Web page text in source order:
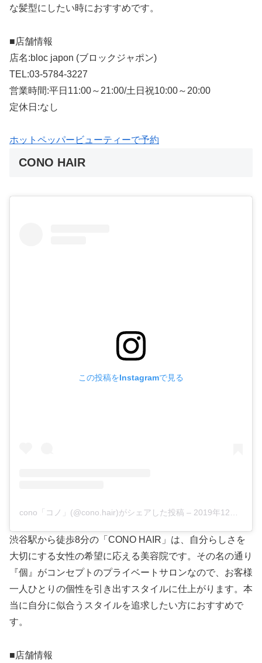
な髪型にしたい時におすすめです。
■店舗情報
店名:bloc japon (ブロックジャポン)
TEL:03-5784-3227
営業時間:平日11:00～21:00/土日祝10:00～20:00
定休日:なし
ホットペッパービューティーで予約
CONO HAIR
この投稿をInstagramで見る
cono「コノ」(@cono.hair)がシェアした投稿 – 2019年12月月29日午後2時57分PST
渋谷駅から徒歩8分の「CONO HAIR」は、自分らしさを
大切にする女性の希望に応える美容院です。その名の通り
『個』がコンセプトのプライベートサロンなので、お客様
一人ひとりの個性を引き出すスタイルに仕上がります。本
当に自分に似合うスタイルを追求したい方におすすめで
す。
■店舗情報